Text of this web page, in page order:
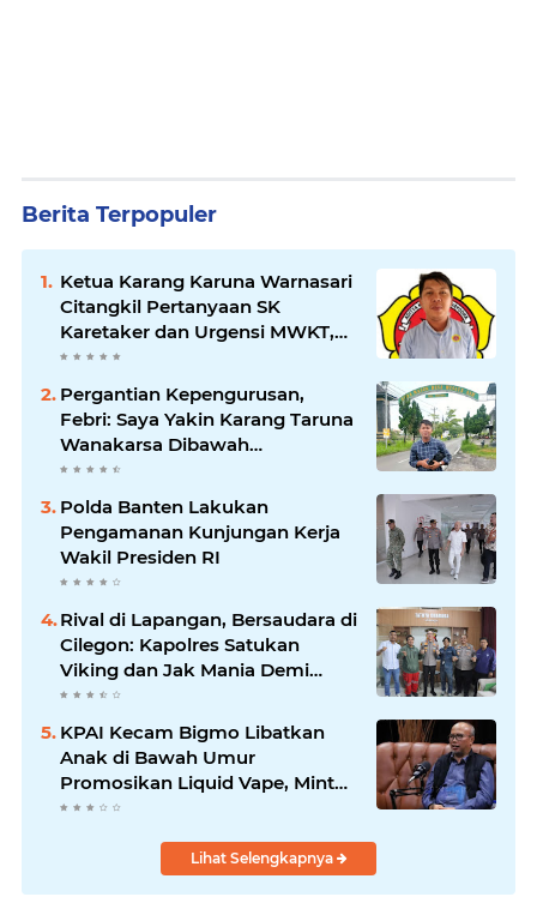
Berita Terpopuler
Ketua Karang Karuna Warnasari
Citangkil Pertanyaan SK
Karetaker dan Urgensi MWKT,
Saat Suasana Berduka
Pergantian Kepengurusan,
Febri: Saya Yakin Karang Taruna
Wanakarsa Dibawah
Kepemimpinan Bung Entus
Polda Banten Lakukan
Pengamanan Kunjungan Kerja
Wakil Presiden RI
Rival di Lapangan, Bersaudara di
Cilegon: Kapolres Satukan
Viking dan Jak Mania Demi
Nobar Damai Piala Presiden
KPAI Kecam Bigmo Libatkan
Anak di Bawah Umur
Promosikan Liquid Vape, Minta
Aparat Bertindak Tegas
Lihat Selengkapnya